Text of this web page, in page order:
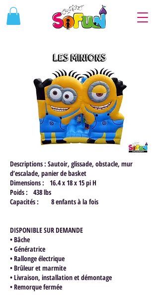
Descriptions : Sautoir, glissade, obstacle, mur
d’escalade, panier de basket
Dimensions : 16.4 x 18 x 15 pi H
Poids : 438 lbs
Capacités : 8 enfants à la fois
DISPONIBLE SUR DEMANDE
• Bâche
• Génératrice
• Rallonge électrique
• Brûleur et marmite
• Livraison, installation et démontage
• Remorque fermée